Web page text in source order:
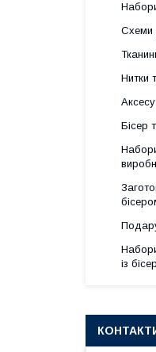
Схеми
Нитки
Бісер
із